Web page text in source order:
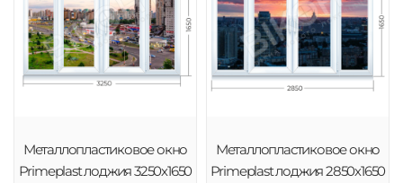
Металлопластиковое окно
Primeplast лоджия 3250х1650
Металлопластиковое окно
Primeplast лоджия 2850х1650